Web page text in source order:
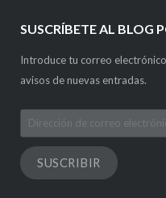
SUSCRÍBETE AL BLOG
Introduce tu correo
avisos de nuevas entradas.
Dirección
de
correo
electrónico
SUSCRIBIR